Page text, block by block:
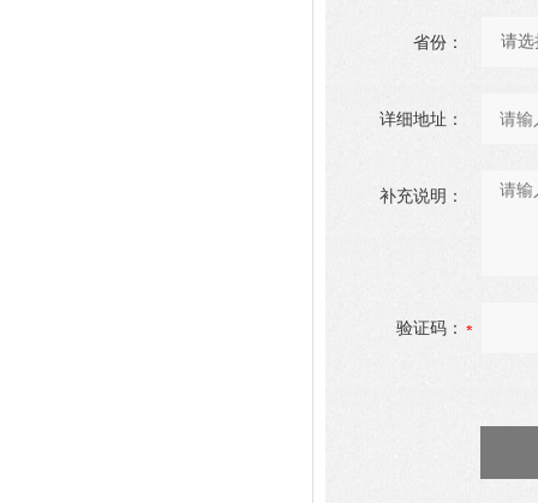
省份：
详细地址：
补充说明：
验证码：